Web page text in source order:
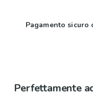
Pagamento sicuro
Perfettamente